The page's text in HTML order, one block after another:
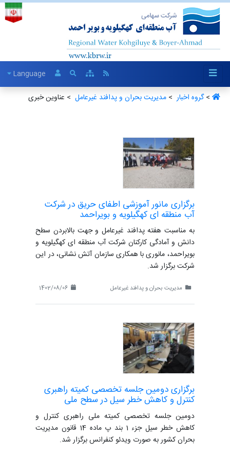
Language
>گروه اخبار ‏ >مدیریت بحران و پدافند غیرعامل ‏ > عناوین خبری
برگزاری مانور آموزشی اطفای حریق در شرکت
آب منطقه ای کهگیلویه و بویراحمد
به مناسبت هفته پدافند غیرعامل و جهت بالابردن سطح
دانش و آمادگی کارکنان شرکت آب منطقه ای کهگیلویه و
بویراحمد، مانوری با همکاری سازمان آتش نشانی، در این
شرکت برگزار شد.
مدیریت بحران و پدافند غیرعامل
برگزاری دومین جلسه تخصصی کمیته راهبری
کنترل و کاهش خطر سیل در سطح ملی
دومین جلسه تخصصی کمیته ملی راهبری کنترل و
کاهش خطر سیل جزء 1 بند پ ماده 14 قانون مدیریت
بحران کشور به صورت ویدئو کنفرانس برگزار شد.